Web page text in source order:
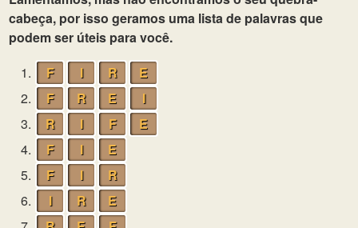
as
letras
do
quebra-
cabeça:
cabeça, por isso geramos uma lista de palavras que
podem ser úteis para você.
1.
F I R
E
2.
F R E
I
3.
R I F
E
4.
F I
E
5.
F I
R
6.
I R
E